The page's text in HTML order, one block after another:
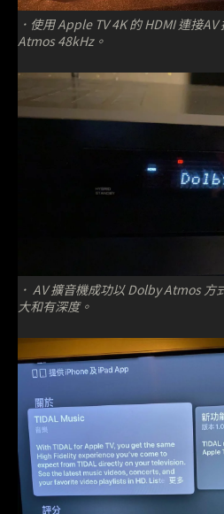
．使用 Apple TV 4K 的 HDMI 連接
Atmos 48kHz。
． AV 擴音機成功以 Dolby Atmos
大和有深度。